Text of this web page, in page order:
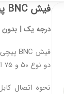
فیش BNC پیچی
درجه یک |
فیش BNC پیچی برای اتصال
دو نوع ۵۰ و ۷۵ اهم تولید می شود.